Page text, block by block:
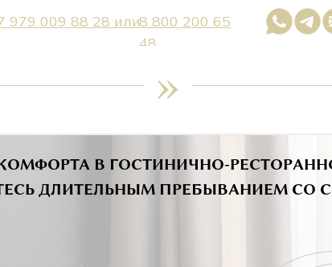
979 009 88 28 или8 800 200 65
48
»
В ГОСТИНИЧНО-
ДЛИТЕЛЬНЫМ ПРЕБЫВАНИЕМ СО